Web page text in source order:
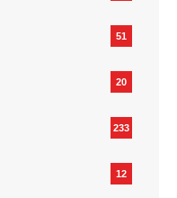
51
20
233
12